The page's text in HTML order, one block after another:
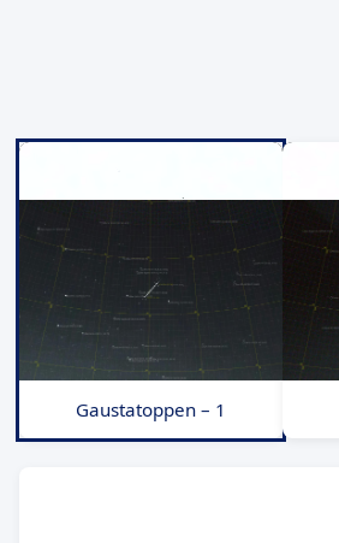
Gaustatoppen – 1